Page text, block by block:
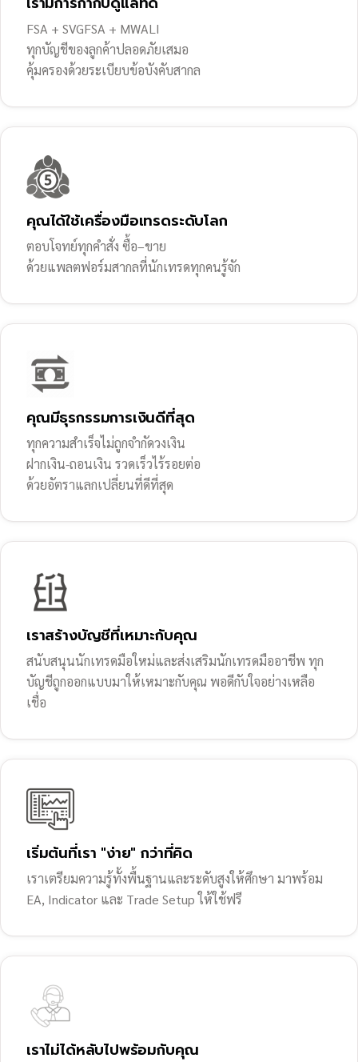
FSA + SVGFSA + MWALI
ทุกบัญชีของลูกค้าปลอดภัยเสมอ
คุ้มครองด้วยระเบียบข้อบังคับสากล
คุณได้ใช้เครื่องมือเทรดระดับโลก
ตอบโจทย์ทุกคำสั่ง ซื้อ–ขาย
ด้วยแพลตฟอร์มสากลที่นักเทรดทุกคนรู้จัก
คุณมีธุรกรรมการเงินดีที่สุด
ทุกความสำเร็จไม่ถูกจำกัดวงเงิน
ฝากเงิน-ถอนเงิน รวดเร็วไร้รอยต่อ
ด้วยอัตราแลกเปลี่ยนที่ดีที่สุด
เราสร้างบัญชีที่เหมาะกับคุณ
สนับสนุนนักเทรดมือใหม่และส่งเสริมนักเทรดมืออาชีพ ทุก
บัญชีถูกออกแบบมาให้เหมาะกับคุณ พอดีกับใจอย่างเหลือ
เชื่อ
เริ่มต้นที่เรา "ง่าย" กว่าที่คิด
เราเตรียมความรู้ทั้งพื้นฐานและระดับสูงให้ศึกษา มาพร้อม
EA, Indicator และ Trade Setup ให้ใช้ฟรี
เราไม่ได้หลับไปพร้อมกับคุณ